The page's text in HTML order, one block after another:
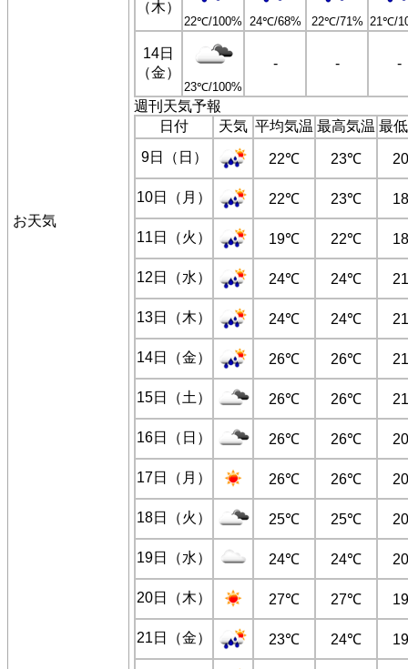
お天気
（木）
22℃/100% 24℃/68% 22℃/71% 21℃/
14日
（金）
23℃/100%
- - -
週刊天気予報
日付
天気 平均気温 最高気温 最
9日（日）
22℃ 23℃
10日（月） 22℃ 23℃
11日（火） 19℃ 22℃
12日（水） 24℃ 24℃
13日（木） 24℃ 24℃
14日（金） 26℃ 26℃
15日（土） 26℃ 26℃
16日（日） 26℃ 26℃
17日（月） 26℃ 26℃
18日（火） 25℃ 25℃
19日（水） 24℃ 24℃
20日（木） 27℃ 27℃
21日（金） 23℃ 24℃